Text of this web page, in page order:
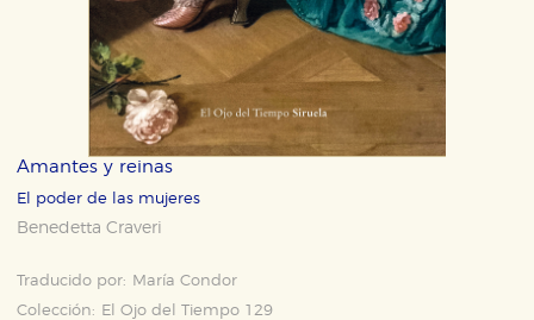
Amantes y reinas
El poder de las mujeres
Benedetta Craveri
Traducido por:
María Condor
Colección:
El Ojo del Tiempo 129